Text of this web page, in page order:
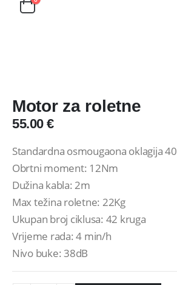
Motor za roletne
55.00€
Standardna osmougaona oklagija 40
Obrtni moment: 12Nm
Dužina kabla: 2m
Max težina roletne: 22Kg
Ukupan broj ciklusa: 42 kruga
Vrijeme rada: 4 min/h
Nivo buke: 38dB